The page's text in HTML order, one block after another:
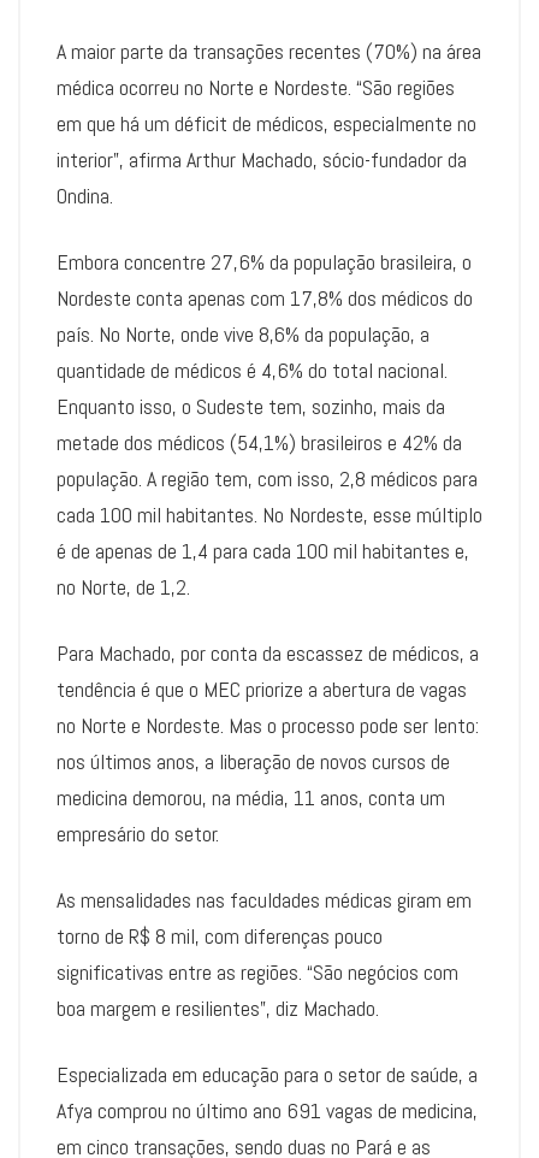
A maior parte da transações recentes (70%) na área
médica ocorreu no Norte e Nordeste. “São regiões
em que há um déficit de médicos, especialmente no
interior”, afirma Arthur Machado, sócio-fundador da
Ondina.
Embora concentre 27,6% da população brasileira, o
Nordeste conta apenas com 17,8% dos médicos do
país. No Norte, onde vive 8,6% da população, a
quantidade de médicos é 4,6% do total nacional.
Enquanto isso, o Sudeste tem, sozinho, mais da
metade dos médicos (54,1%) brasileiros e 42% da
população. A região tem, com isso, 2,8 médicos para
cada 100 mil habitantes. No Nordeste, esse múltiplo
é de apenas de 1,4 para cada 100 mil habitantes e,
no Norte, de 1,2.
Para Machado, por conta da escassez de médicos, a
tendência é que o MEC priorize a abertura de vagas
no Norte e Nordeste. Mas o processo pode ser lento:
nos últimos anos, a liberação de novos cursos de
medicina demorou, na média, 11 anos, conta um
empresário do setor.
As mensalidades nas faculdades médicas giram em
torno de R$ 8 mil, com diferenças pouco
significativas entre as regiões. “São negócios com
boa margem e resilientes”, diz Machado.
Especializada em educação para o setor de saúde, a
Afya comprou no último ano 691 vagas de medicina,
em cinco transações, sendo duas no Pará e as